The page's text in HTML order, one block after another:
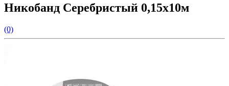
Никобанд Серебристый 0,15х10м
(0)